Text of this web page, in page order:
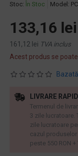
Stoc: În Stoc Model:
133,16 lei
161,12 lei TVA inclus
Acest produs se
LIVRARE
Termenul de
3 zile lucratoare.
zile lucratoare
cazul
peste 550 RON